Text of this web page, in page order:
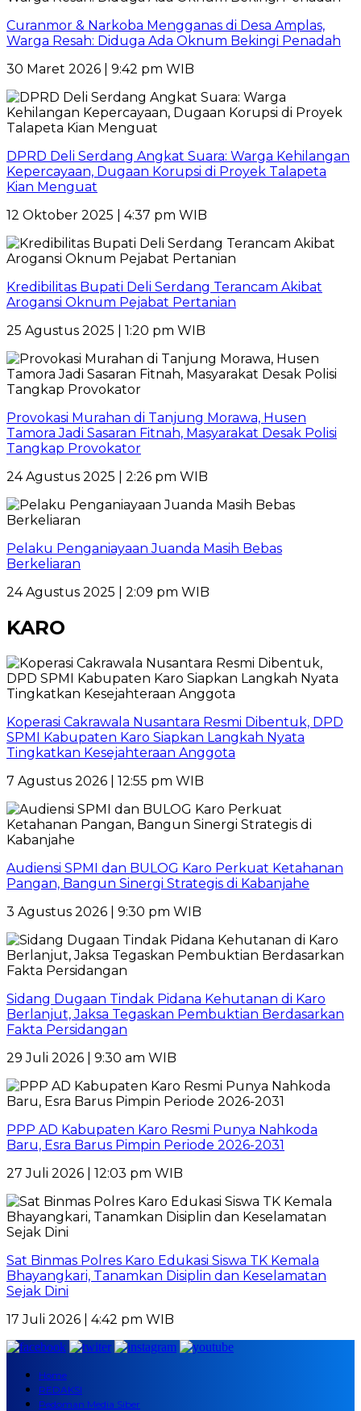
Curanmor & Narkoba Mengganas di Desa Amplas,
Warga Resah: Diduga Ada Oknum Bekingi Penadah
30 Maret 2026 | 9:42 pm WIB
DPRD Deli Serdang Angkat Suara: Warga Kehilangan
Kepercayaan, Dugaan Korupsi di Proyek Talapeta
Kian Menguat
12 Oktober 2025 | 4:37 pm WIB
Kredibilitas Bupati Deli Serdang Terancam Akibat
Arogansi Oknum Pejabat Pertanian
25 Agustus 2025 | 1:20 pm WIB
Provokasi Murahan di Tanjung Morawa, Husen
Tamora Jadi Sasaran Fitnah, Masyarakat Desak Polisi
Tangkap Provokator
24 Agustus 2025 | 2:26 pm WIB
Pelaku Penganiayaan Juanda Masih Bebas
Berkeliaran
24 Agustus 2025 | 2:09 pm WIB
KARO
Koperasi Cakrawala Nusantara Resmi Dibentuk, DPD
SPMI Kabupaten Karo Siapkan Langkah Nyata
Tingkatkan Kesejahteraan Anggota
7 Agustus 2026 | 12:55 pm WIB
Audiensi SPMI dan BULOG Karo Perkuat Ketahanan
Pangan, Bangun Sinergi Strategis di Kabanjahe
3 Agustus 2026 | 9:30 pm WIB
Sidang Dugaan Tindak Pidana Kehutanan di Karo
Berlanjut, Jaksa Tegaskan Pembuktian Berdasarkan
Fakta Persidangan
29 Juli 2026 | 9:30 am WIB
PPP AD Kabupaten Karo Resmi Punya Nahkoda
Baru, Esra Barus Pimpin Periode 2026-2031
27 Juli 2026 | 12:03 pm WIB
Sat Binmas Polres Karo Edukasi Siswa TK Kemala
Bhayangkari, Tanamkan Disiplin dan Keselamatan
Sejak Dini
17 Juli 2026 | 4:42 pm WIB
Home
REDAKSI
Pedoman Media Siber